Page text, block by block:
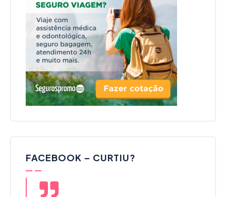
FACEBOOK – CURTIU?